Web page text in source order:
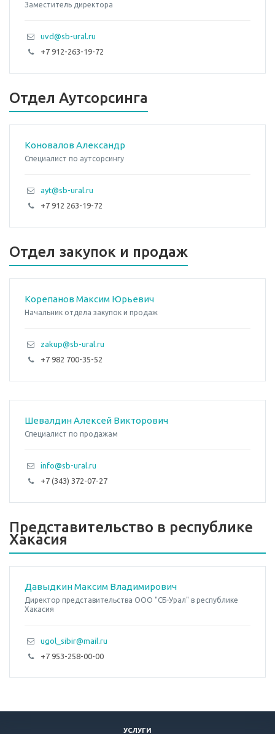
Заместитель директора
uvd@sb-ural.ru
+7 912-263-19-72
Отдел Аутсорсинга
Коновалов Александр
Специалист по аутсорсингу
ayt@sb-ural.ru
+7 912 263-19-72
Отдел закупок и продаж
Кopепанoв Mакcим Юpьевич
Начальник отдела закупок и продаж
zakup@sb-ural.ru
+7 982 700-35-52
Шевалдин Алексей Викторович
Специалист по продажам
info@sb-ural.ru
+7 (343) 372-07-27
Представительство в республике
Хакасия
Давыдкин Максим Владимирович
Директор представительства ООО "СБ-Урал" в республике
Хакасия
ugol_sibir@mail.ru
+7 953-258-00-00
УСЛУГИ